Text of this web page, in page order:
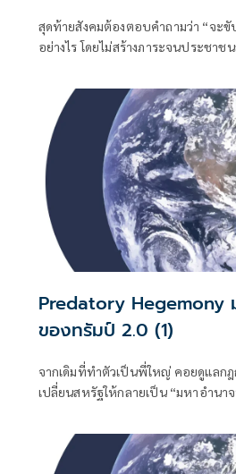
สุดท้ายสังคมต้องตอบคำถามว่า “จะขั
อย่างไร โดยไม่สร้างภาระจนประชาช
Predatory Hegemony
ของทรัมป์ 2.0 (1)
จากเดิมที่ทำตัวเป็นพี่ใหญ่ คอยดูแลก
เปลี่ยนสหรัฐให้กลายเป็น “มหาอำนา